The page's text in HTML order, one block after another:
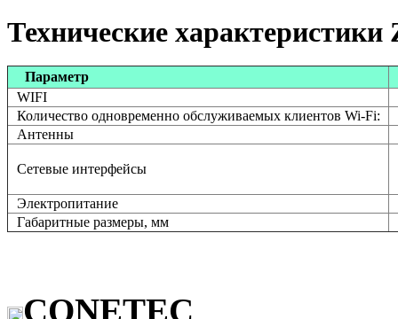
Технические
Параметр
WIFI
Количество одновременно обслуживаемых клиентов Wi-Fi:
Антенны
Сетевые интерфейсы
Электропитание
Габаритные размеры, мм
CONETEC